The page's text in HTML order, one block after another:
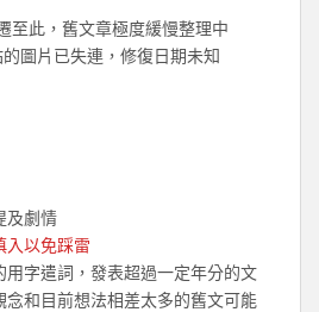
至此，舊文章極度緩慢整理中
圖片已失連，修復日期未知
及劇情
入以免踩雷
字遣詞，發表超過一定年分的文
和目前想法相差太多的舊文可能